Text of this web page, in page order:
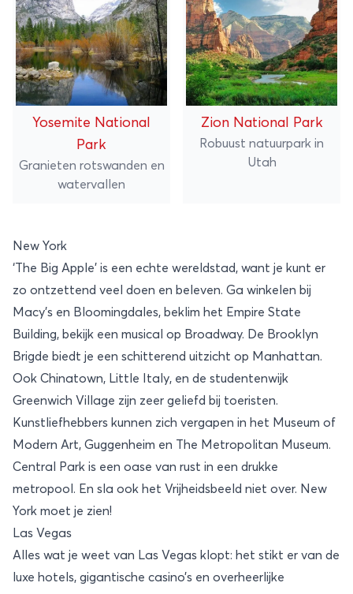
Yosemite National
Park
Granieten rotswanden en
watervallen
Zion National Park
Robuust natuurpark in
Utah
New York
‘The Big Apple’ is een echte wereldstad, want je kunt er
zo ontzettend veel doen en beleven. Ga winkelen bij
Macy’s en Bloomingdales, beklim het Empire State
Building, bekijk een musical op Broadway. De Brooklyn
Brigde biedt je een schitterend uitzicht op Manhattan.
Ook Chinatown, Little Italy, en de studentenwijk
Greenwich Village zijn zeer geliefd bij toeristen.
Kunstliefhebbers kunnen zich vergapen in het Museum of
Modern Art, Guggenheim en The Metropolitan Museum.
Central Park is een oase van rust in een drukke
metropool. En sla ook het Vrijheidsbeeld niet over. New
York moet je zien!
Las Vegas
Alles wat je weet van Las Vegas klopt: het stikt er van de
luxe hotels, gigantische casino’s en overheerlijke